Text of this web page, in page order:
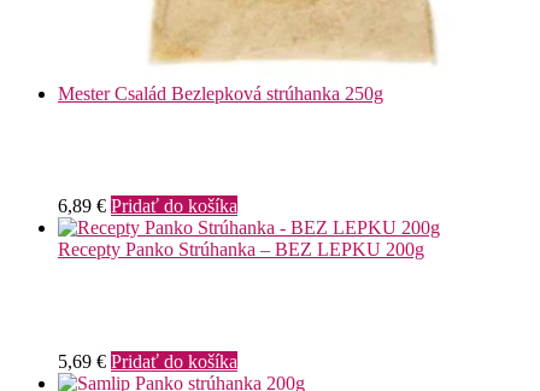
Mester Család Bezlepková strúhanka 250g
6,89 € Pridať do košíka
Recepty Panko Strúhanka – BEZ LEPKU 200g
5,69 € Pridať do košíka